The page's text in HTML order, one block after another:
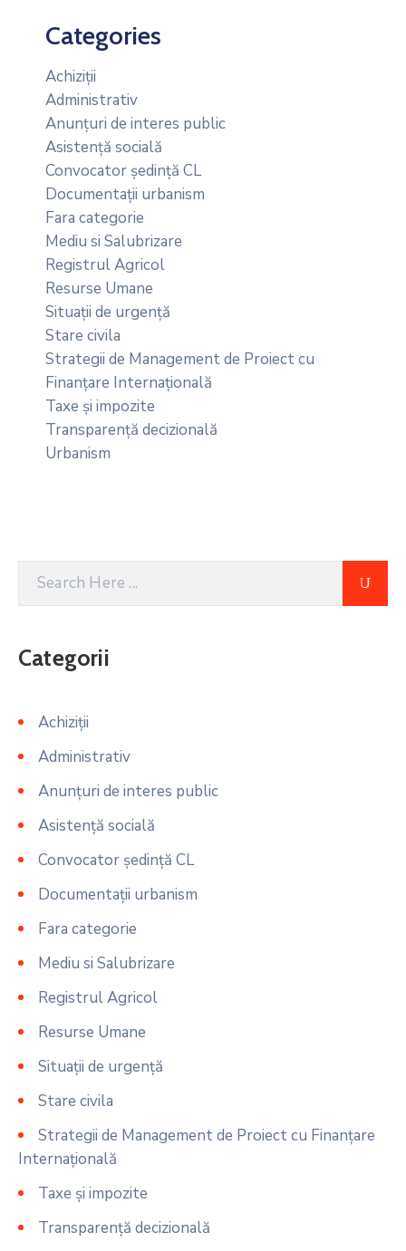
Categories
Achiziții
Administrativ
Anunțuri de interes public
Asistență socială
Convocator ședință CL
Documentații urbanism
Fara categorie
Mediu si Salubrizare
Registrul Agricol
Resurse Umane
Situații de urgență
Stare civila
Strategii de Management de Proiect cu
Finanțare Internațională
Taxe și impozite
Transparență decizională
Urbanism
Categorii
Achiziții
Administrativ
Anunțuri de interes public
Asistență socială
Convocator ședință CL
Documentații urbanism
Fara categorie
Mediu si Salubrizare
Registrul Agricol
Resurse Umane
Situații de urgență
Stare civila
Strategii de Management de Proiect cu Finanțare
Internațională
Taxe și impozite
Transparență decizională